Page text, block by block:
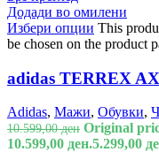
Додади во омилени
Избери опции This
be chosen on the product
adidas TERREX
Adidas, Мажи, Обувки,
10.599,00ден Original
10.599,00 ден.5.299,00